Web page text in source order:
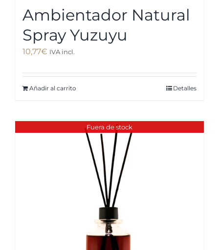
Ambientador Natural
Spray Yuzuyu
10,77€ IVA incl.
Añadir al carrito Detalles
Fuera de stock